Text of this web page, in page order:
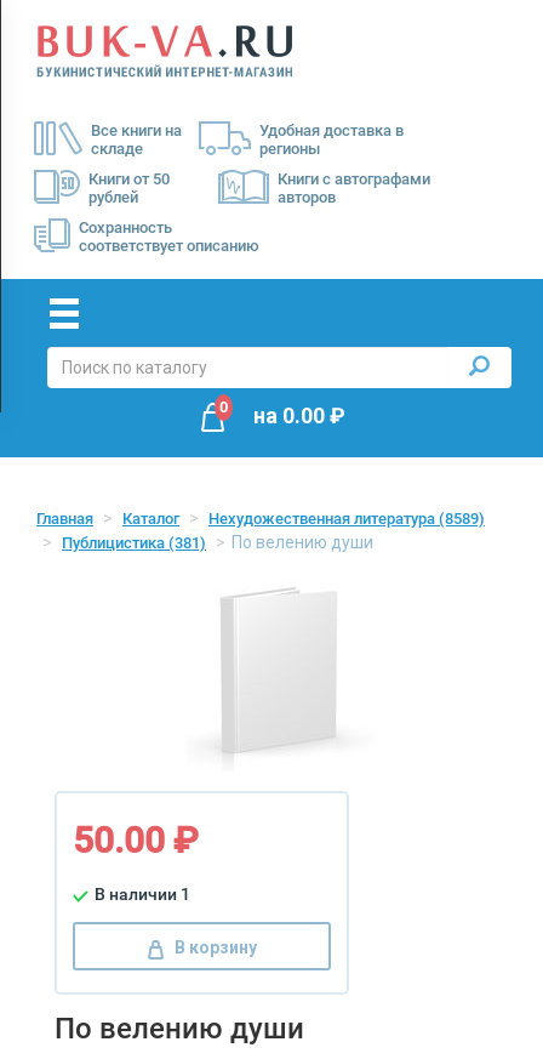
Все книги на
складе
Удобная доставка в
регионы
Книги от 50
рублей
Книги с автографами
авторов
Сохранность
соответствует описанию
Menu
Доставка
Оплата
0 на 0.00₽
Главная Каталог Нехудожественная литература (8589)
Публицистика (381) По велению души
50.00 ₽
В наличии 1
В корзину
По велению души